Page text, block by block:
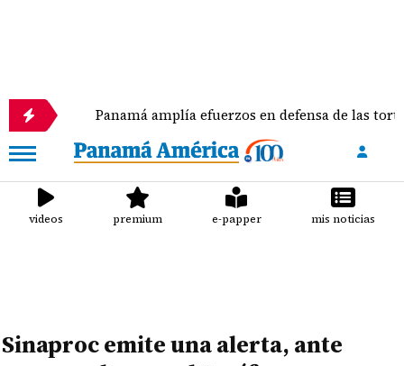
Panamá amplía efuerzos en defensa de las tortugas
videos premium e-papper mis noticias
Sinaproc emite una alerta, ante